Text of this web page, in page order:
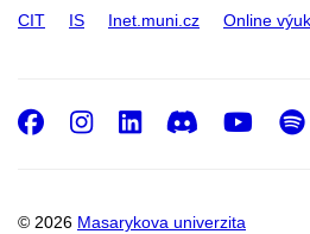
CIT IS Inet.muni.cz Online
© 2026 Masarykova univerzita
Facebook
Instagram
LinkedIn